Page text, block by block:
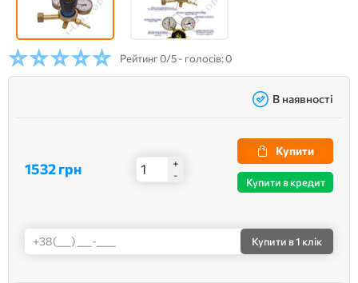
Рейтинг0/5 - голосів: 0
В наявності
1532 грн
+
-
Купити
Купити в кредит
Купити в 1 клік